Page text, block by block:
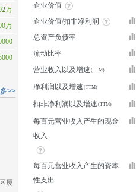
万
万
>>
厦
企业价值
企业价值/扣非净利润
总资产负债率
流动比率
营业收入以及增速
净利润以及增速
扣非净利润以及增速
每百元营业收入产生的现金
收入
每百元营业收入产生的资本
性支出